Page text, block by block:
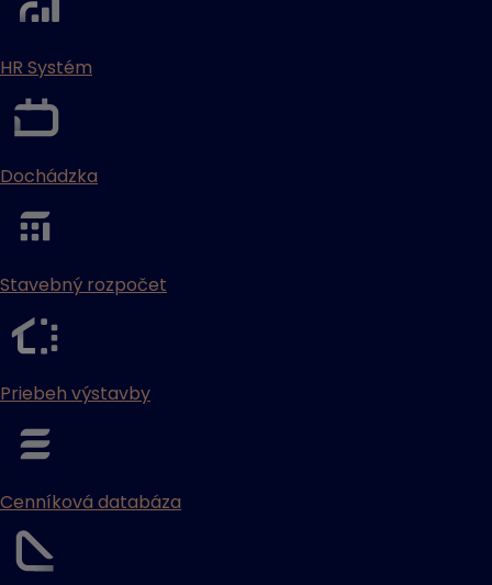
HR Systém
Dochádzka
Stavebný rozpočet
Priebeh výstavby
Cenníková databáza